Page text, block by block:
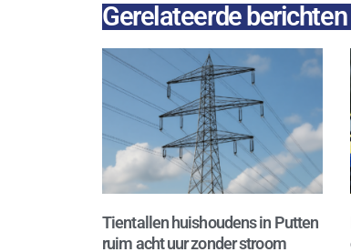
Gerelateerde berichten
Tientallen huishoudens in Putten
ruim acht uur zonder stroom